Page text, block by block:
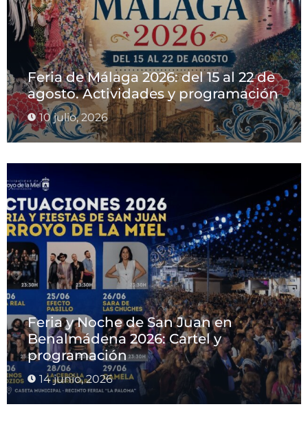
Feria de Málaga 2026: del 15 al 22 de
agosto. Actividades y programación
10 julio, 2026
Feria y Noche de San Juan en
Benalmádena 2026: Cartel y
programación
14 junio, 2026